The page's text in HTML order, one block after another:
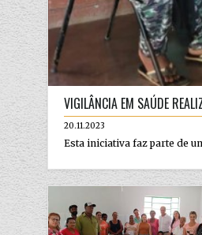
VIGILÂNCIA EM SAÚDE
20.11.2023
Esta iniciativa faz parte de